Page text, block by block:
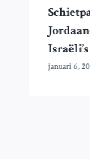
Israëli’s
januari 6,